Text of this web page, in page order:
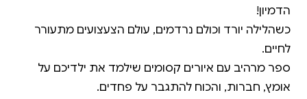
כשהלילה יורד וכולם נרדמים, עולם הצעצועים מתעורר
ספר מרהיב עם איורים קסומים שילמד את ילדיכם על